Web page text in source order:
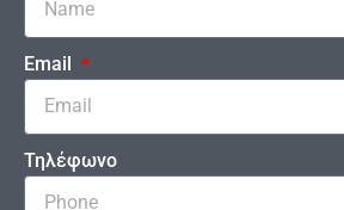
Email
Τηλέφωνο